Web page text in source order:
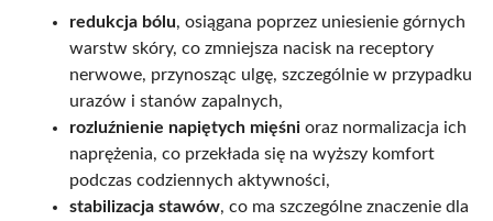
redukcja bólu, osiągana poprzez uniesienie górnych
warstw skóry, co zmniejsza nacisk na receptory
nerwowe, przynosząc ulgę, szczególnie w przypadku
urazów i stanów zapalnych,
rozluźnienie napiętych mięśni oraz normalizacja ich
naprężenia, co przekłada się na wyższy komfort
podczas codziennych aktywności,
stabilizacja stawów, co ma szczególne znaczenie dla